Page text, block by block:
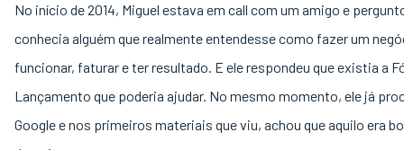
No início de 2014, Miguel estava em call com um amigo e
conhecia alguém que realmente entendesse como fazer um
funcionar, faturar e ter resultado. E ele respondeu que existia a
Lançamento que poderia ajudar. No mesmo momento, ele já
Google e nos primeiros materiais que viu, achou que aquilo era